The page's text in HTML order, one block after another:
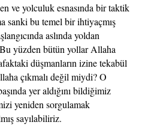
ve yolculuk esnasında bir taktik
sanki bu temel bir ihtiyaçmış
aslında yoldan
yüzden bütün yollar Allaha
düşmanların izine tekabül
çıkmalı değil miydi? O
yer aldığını bildiğimiz
yeniden sorgulamak
sayılabiliriz.